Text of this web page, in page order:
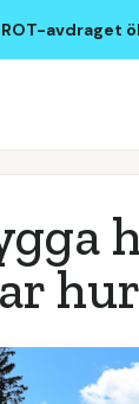
ROT-avdraget